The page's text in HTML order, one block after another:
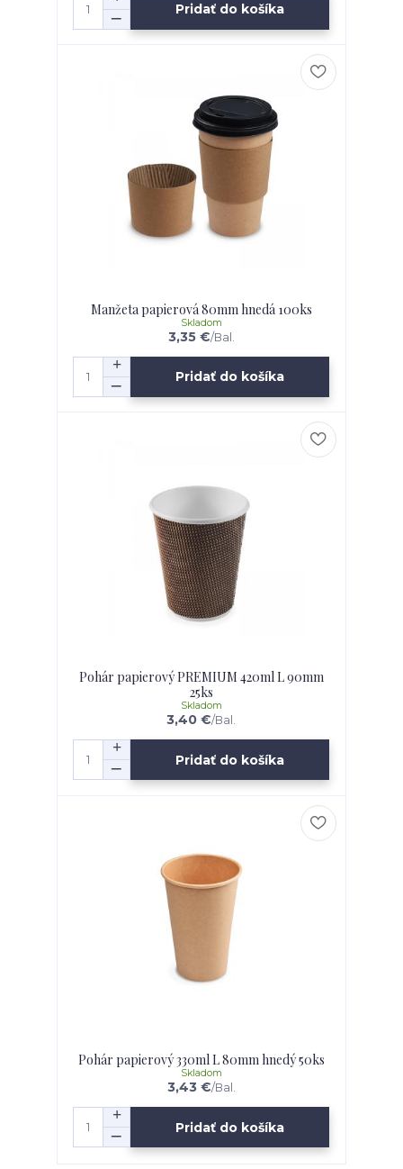
Pridať do košíka
Manžeta papierová 80mm hnedá 100ks
3,35 €/Bal.
Skladom
Pridať do košíka
Pohár papierový PREMIUM 420ml L 90mm
25ks
3,40 €/Bal.
Skladom
Pridať do košíka
Pohár papierový 330ml L 80mm hnedý 50ks
3,43 €/Bal.
Skladom
Pridať do košíka